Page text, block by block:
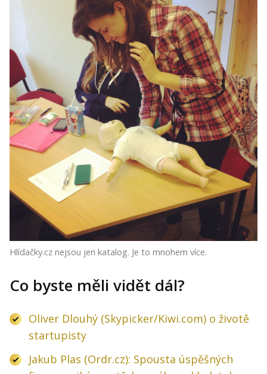
Hlídačky.cz nejsou jen katalog. Je to mnohem více.
Co byste měli vidět dál?
Oliver Dlouhý (Skypicker/Kiwi.com) o životě
startupisty
Jakub Plas (Ordr.cz): Spousta úspěšných